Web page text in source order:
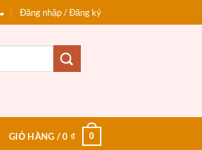
Đăng nhập / Đăng ký
GIỎ HÀNG /0 ₫ 0